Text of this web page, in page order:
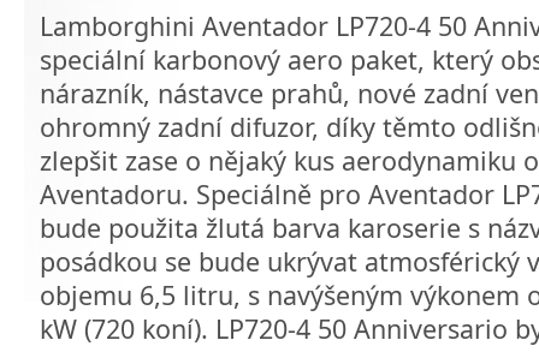
Lamborghini Aventador LP720-4 50
speciální karbonový aero paket, který
nárazník, nástavce prahů, nové zadní
ohromný zadní difuzor, díky těmto
zlepšit zase o nějaký kus aerodynamiku
Aventadoru. Speciálně pro Aventador
bude použita žlutá barva karoserie s
posádkou se bude ukrývat atmosférický
objemu 6,5 litru, s navýšeným výkonem
kW (720 koní). LP720-4 50 Anniversario